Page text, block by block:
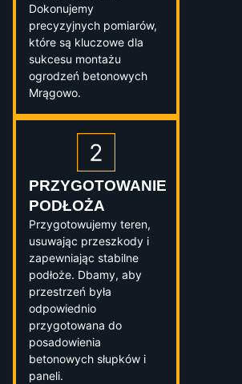
Dokonujemy
precyzyjnych pomiarów,
które są kluczowe dla
sukcesu montażu
ogrodzeń betonowych
Mrągowo.
PRZYGOTOWANIE
PODŁOŻA
Przygotowujemy teren,
usuwając przeszkody i
zapewniając stabilne
podłoże. Dbamy, aby
przestrzeń była
odpowiednio
przygotowana do
posadowienia
betonowych słupków i
paneli.